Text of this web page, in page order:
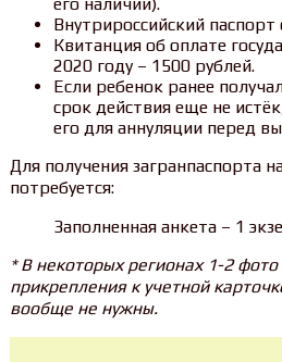
Внутрироссийский
Квитанция об оплате
2020 году – 1500 рублей.
Если ребенок ранее
срок действия еще не
его для аннуляции перед
Для получения загранпаспорта
потребуется:
Заполненная анкета – 1
* В некоторых регионах 1-2
прикрепления к учетной
вообще не нужны.